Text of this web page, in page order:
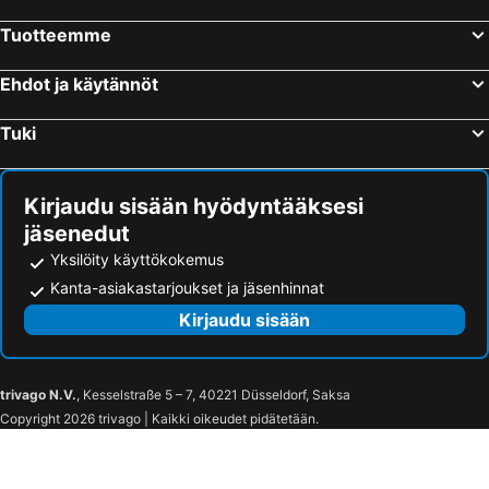
Hotellit – My Tho
Hotellit – Hoa Lu
Hotellit – Ha Tien
Hotellit – Dien Chau
Hotellit – Ha Giang
Hotellit – Dat Do
Tuotteemme
Ehdot ja käytännöt
Tuki
Kirjaudu sisään hyödyntääksesi
jäsenedut
Yksilöity käyttökokemus
Kanta-asiakastarjoukset ja jäsenhinnat
Kirjaudu sisään
trivago N.V., Kesselstraße 5 – 7, 40221 Düsseldorf, Saksa
Copyright 2026 trivago | Kaikki oikeudet pidätetään.